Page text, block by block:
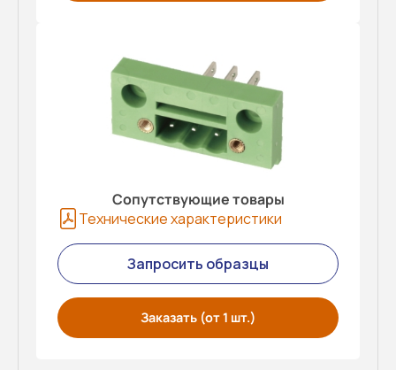
Сопутствующие товары
Технические характеристики
Запросить образцы
Заказать (от 1 шт.)